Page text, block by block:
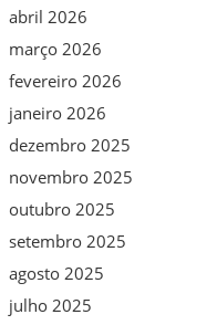
abril 2026
março 2026
fevereiro 2026
janeiro 2026
dezembro 2025
novembro 2025
outubro 2025
setembro 2025
agosto 2025
julho 2025